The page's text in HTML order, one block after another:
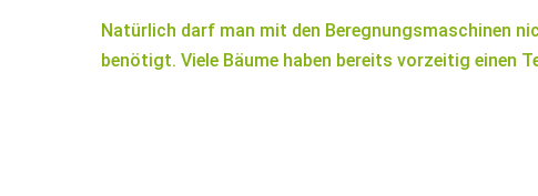
Natürlich darf man mit den Beregnungsmaschinen
benötigt. Viele Bäume haben bereits vorzeitig einen